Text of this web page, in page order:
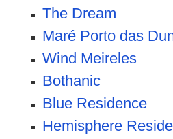
The Dream
Maré Porto das
Wind Meireles
Bothanic
Blue Residence
Hemisphere